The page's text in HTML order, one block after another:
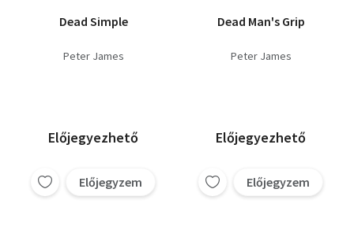
Dead Simple
Peter James
Előjegyezhető
Előjegyzem
Dead Man's Grip
Peter James
Előjegyezhető
Előjegyzem